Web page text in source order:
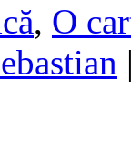
, O